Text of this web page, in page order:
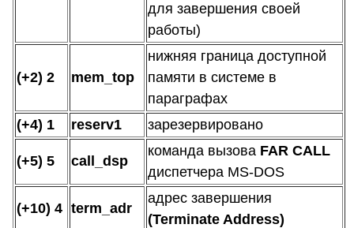
для завершения своей
работы)
(+2) 2 mem_top
нижняя граница доступной
памяти в системе в
параграфах
(+4) 1
reserv1 зарезервировано
(+5) 5 call_dsp
команда вызова FAR CALL
диспетчера MS-DOS
(+10) 4 term_adr
адрес завершения
(Terminate Address)